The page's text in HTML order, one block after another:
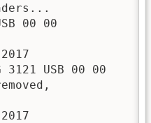
00 00
3121 USB 00 00